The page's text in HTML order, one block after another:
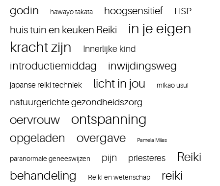
godin hawayo takata hoogsensitief HSP
huis tuin en keuken Reiki
in je eigen
kracht zijn
Innerlijke kind
introductiemiddag inwijdingsweg
japanse reiki techniek licht in jou mikao usui
natuurgerichte gezondheidszorg
oervrouw ontspanning
opgeladen overgave Pamela Miles
paranormale geneeswijzen pijn priesteres
Reiki
behandeling
Reiki en wetenschap
reiki